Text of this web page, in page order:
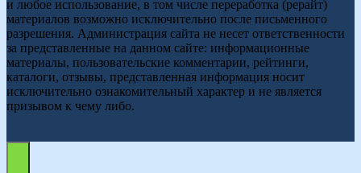
и любое использование, в том числе переработка (рерайт)
материалов возможно исключительно после письменного
разрешения. Администрация сайта не несет ответственности
за представленные на данном сайте: информационные
материалы, пользовательские комментарии, рейтинги,
каталоги, отзывы, представленная информация носит
исключительно ознакомительный характер и не является
призывом к чему либо.